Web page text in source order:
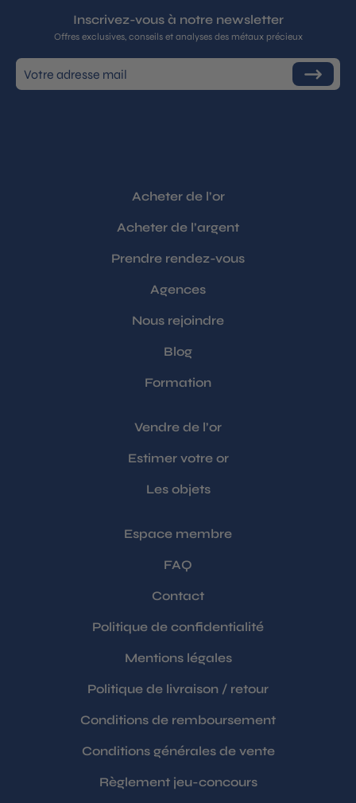
Inscrivez-vous à notre newsletter
Offres exclusives, conseils et analyses des métaux précieux
Inscrivez-
vous
S'inscrire
Acheter de l’or
Acheter de l’argent
Prendre rendez-vous
Agences
Nous rejoindre
Blog
Formation
Vendre de l’or
Estimer votre or
Les objets
Espace membre
FAQ
Contact
Politique de confidentialité
Mentions légales
Politique de livraison / retour
Conditions de remboursement
Conditions générales de vente
Règlement jeu-concours